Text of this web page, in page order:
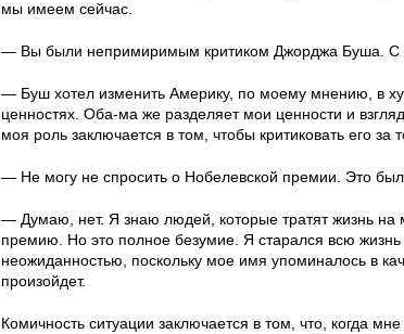
мы имеем сейчас.
— Вы были непримиримым критиком Джорджа Буша. С
— Буш хотел изменить Америку, по моему мнению, в
ценностях. Оба-ма же разделяет мои ценности и
моя роль заключается в том, чтобы критиковать его за
— Не могу не спросить о Нобелевской премии. Это
— Думаю, нет. Я знаю людей, которые тратят жизнь на
премию. Но это полное безумие. Я старался всю
неожиданностью, поскольку мое имя упоминалось в
произойдет.
Комичность ситуации заключается в том, что, когда